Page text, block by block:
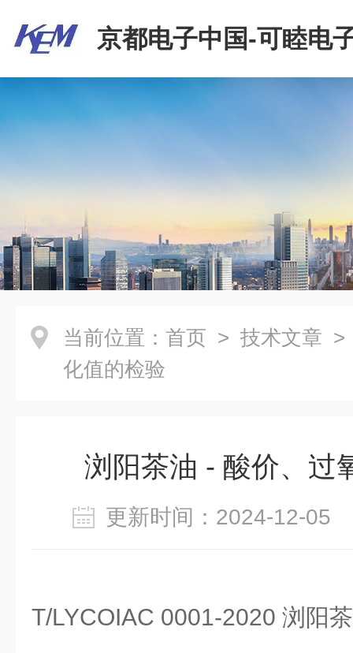
京都电子中国-可睦电
商贸有限公司
当前位置： 首页 > 技术文章 >
化值的检验
浏阳茶油 - 酸价、过
更新时间：2024-12-
T/LYCOIAC 0001-2020 浏阳